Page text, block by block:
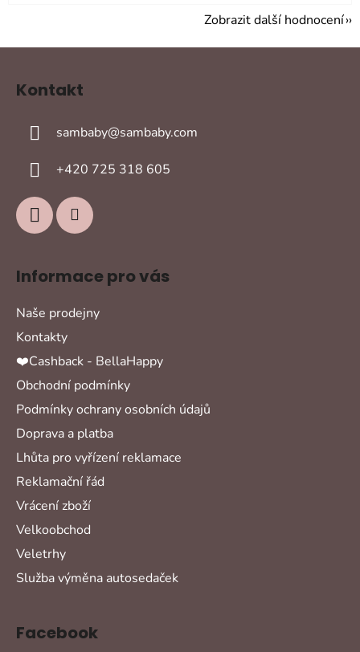
Zobrazit další hodnocení
Z
Kontakt
sambaby@sambaby.com
+420 725 318 605
Informace pro vás
Naše prodejny
Kontakty
❤️Cashback - BellaHappy
Obchodní podmínky
Podmínky ochrany osobních údajů
Doprava a platba
Lhůta pro vyřízení reklamace
Reklamační řád
Vrácení zboží
Velkoobchod
Veletrhy
Služba výměna autosedaček
Facebook